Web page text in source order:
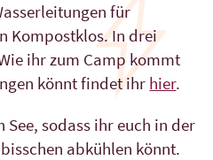
für
Kompostklos. In drei
ihr zum Camp kommt
könnt findet ihr hier.
See, sodass ihr euch in der
abkühlen könnt.